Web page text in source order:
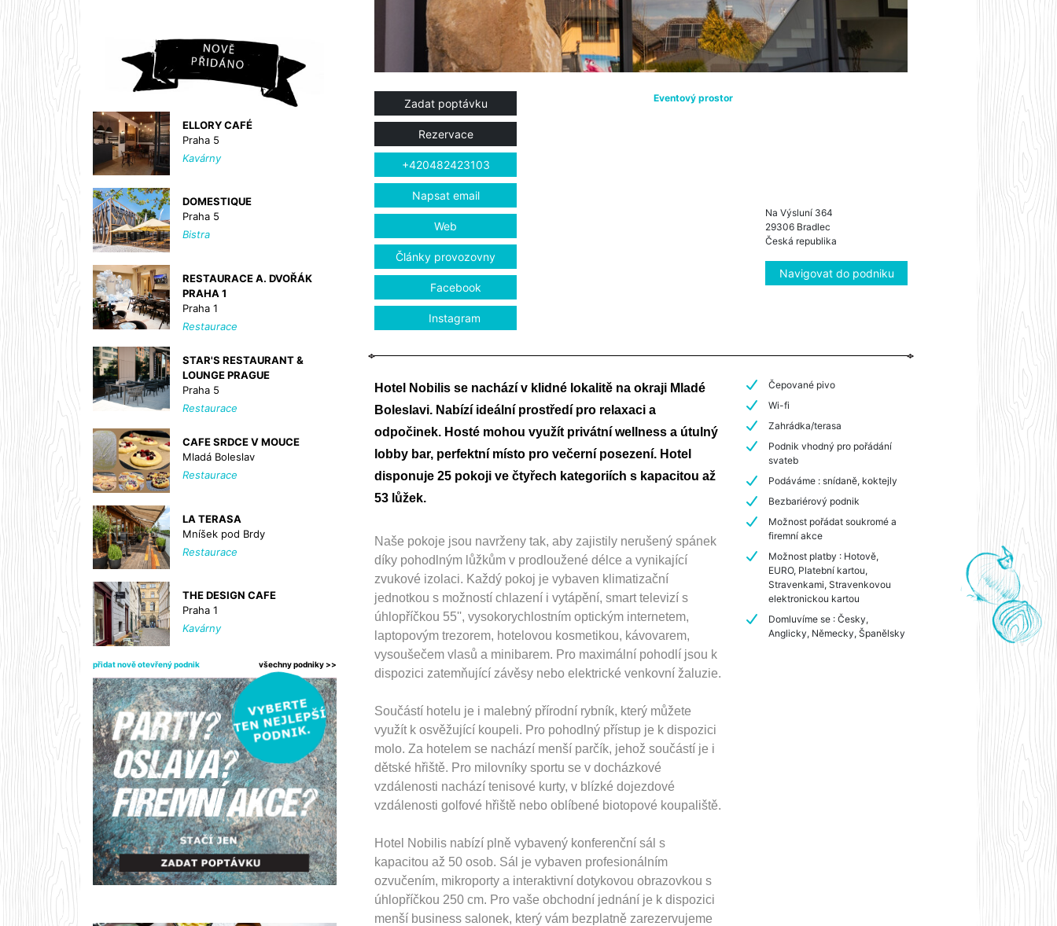
ELLORY CAFÉ
Praha 5
Kavárny
DOMESTIQUE
Praha 5
Bistra
RESTAURACE A. DVOŘÁK
PRAHA 1
Praha 1
Restaurace
STAR'S RESTAURANT &
LOUNGE PRAGUE
Praha 5
Restaurace
CAFE SRDCE V MOUCE
Mladá Boleslav
Restaurace
LA TERASA
Mníšek pod Brdy
Restaurace
THE DESIGN CAFE
Praha 1
Kavárny
přidat nově otevřený podnik všechny podniky >>
Zadat poptávku
Rezervace
+420482423103
Napsat email
Web
Články provozovny
Facebook
Instagram
Eventový prostor
Na Výsluní 364
29306 Bradlec
Česká republika
Navigovat do podniku
Hotel Nobilis se nachází v klidné lokalitě na okraji Mladé
Boleslavi. Nabízí ideální prostředí pro relaxaci a
odpočinek. Hosté mohou využít privátní wellness a útulný
lobby bar, perfektní místo pro večerní posezení. Hotel
disponuje 25 pokoji ve čtyřech kategoriích s kapacitou až
53 lůžek.
Naše pokoje jsou navrženy tak, aby zajistily nerušený spánek
díky pohodlným lůžkům v prodloužené délce a vynikající
zvukové izolaci. Každý pokoj je vybaven klimatizační
jednotkou s možností chlazení i vytápění, smart televizí s
úhlopříčkou 55'', vysokorychlostním optickým internetem,
laptopovým trezorem, hotelovou kosmetikou, kávovarem,
vysoušečem vlasů a minibarem. Pro maximální pohodlí jsou k
dispozici zatemňující závěsy nebo elektrické venkovní žaluzie.
Součástí hotelu je i malebný přírodní rybník, který můžete
využít k osvěžující koupeli. Pro pohodlný přístup je k dispozici
molo. Za hotelem se nachází menší parčík, jehož součástí je i
dětské hřiště. Pro milovníky sportu se v docházkové
vzdálenosti nachází tenisové kurty, v blízké dojezdové
vzdálenosti golfové hřiště nebo oblíbené biotopové koupaliště.
Hotel Nobilis nabízí plně vybavený konferenční sál s
kapacitou až 50 osob. Sál je vybaven profesionálním
ozvučením, mikroporty a interaktivní dotykovou obrazovkou s
úhlopříčkou 250 cm. Pro vaše obchodní jednání je k dispozici
menší business salonek, který vám bezplatně zarezervujeme
Čepované pivo
Wi-fi
Zahrádka/terasa
Podnik vhodný pro pořádání
svateb
Podáváme : snídaně, koktejly
Bezbariérový podnik
Možnost pořádat soukromé a
firemní akce
Možnost platby : Hotově,
EURO, Platební kartou,
Stravenkami, Stravenkovou
elektronickou kartou
Domluvíme se : Česky,
Anglicky, Německy, Španělsky